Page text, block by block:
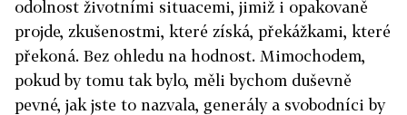
odolnost životními situacemi, jimiž i opakovaně
projde, zkušenostmi, které získá, překážkami, které
překoná. Bez ohledu na hodnost. Mimochodem,
pokud by tomu tak bylo, měli bychom duševně
pevné, jak jste to nazvala, generály a svobodníci by